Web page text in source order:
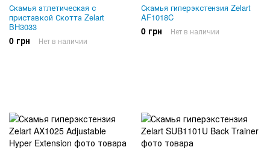
Скамья атлетическая с
приставкой Скотта Zelart
BH3033
0 грн Нет в наличии
Скамья гиперэкстензия Zelart
AF1018C
0 грн Нет в наличии